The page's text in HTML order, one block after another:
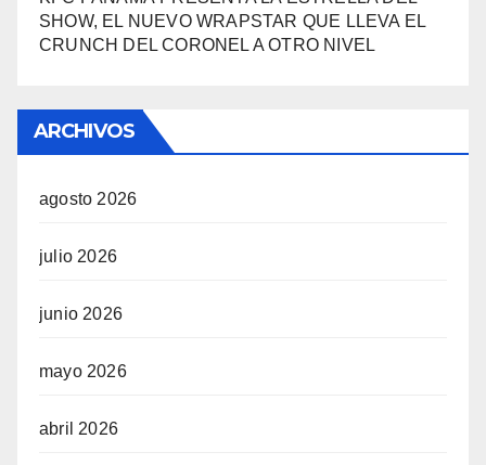
SHOW, EL NUEVO WRAPSTAR QUE LLEVA EL
CRUNCH DEL CORONEL A OTRO NIVEL
ARCHIVOS
agosto 2026
julio 2026
junio 2026
mayo 2026
abril 2026